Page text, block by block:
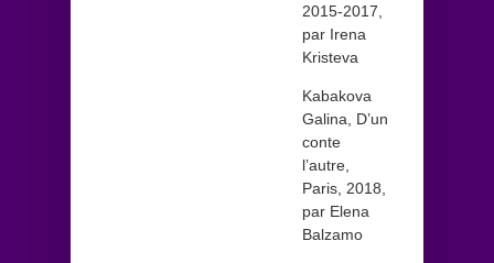
2015-2017,
par Irena
Kristeva
Kabakova
Galina, D’un
conte
l’autre,
Paris, 2018,
par Elena
Balzamo